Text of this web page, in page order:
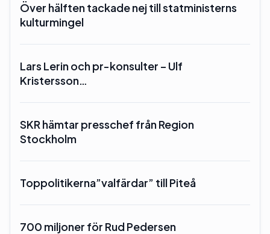
Över hälften tackade nej till statministerns
kulturmingel
Lars Lerin och pr-konsulter – Ulf
Kristersson…
SKR hämtar presschef från Region
Stockholm
Toppolitikerna”valfärdar” till Piteå
700 miljoner för Rud Pedersen